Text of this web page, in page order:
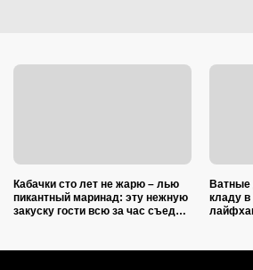
Кабачки сто лет не жарю – лью
пикантный маринад: эту нежную
закуску гости всю за час съедят
Ватные
кладу